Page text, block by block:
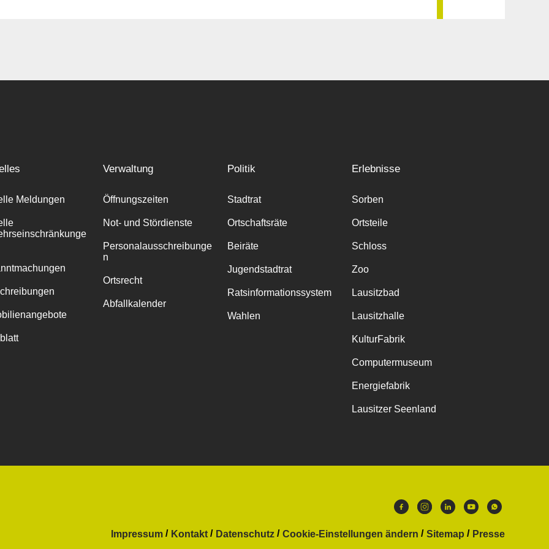
Meldungen
Verwaltung
Öffnungszeiten
Not- und Stördienste
Personalausschreibunge
n
Ortsrecht
Abfallkalender
Politik
Stadtrat
Ortschaftsräte
Beiräte
Jugendstadtrat
Ratsinformationssystem
Wahlen
Erlebnisse
Sorben
Ortsteile
Schloss
Zoo
Lausitzbad
Lausitzhalle
KulturFabrik
Computermuseum
Energiefabrik
Lausitzer Seenland
Impressum Kontakt Datenschutz Cookie-Einstellungen ändern Sitemap
Presse